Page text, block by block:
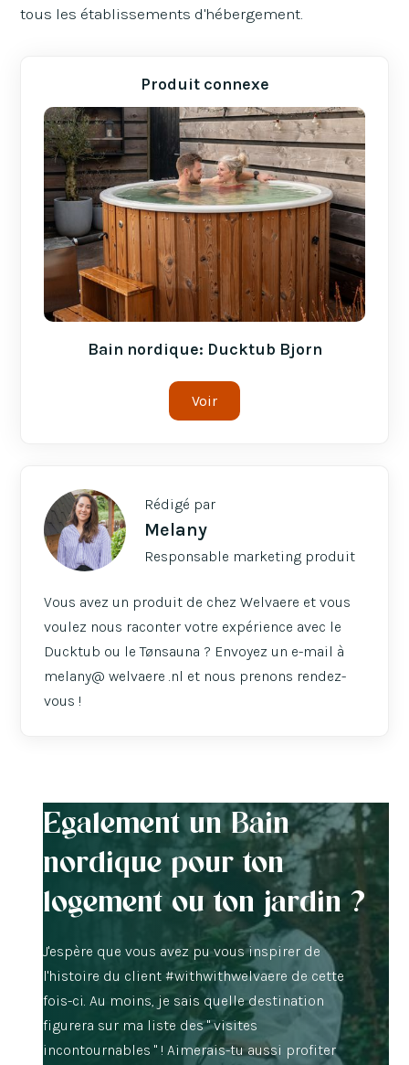
tous les établissements d'hébergement.
Produit connexe
Bain nordique: Ducktub Bjorn
Voir
Rédigé par
Melany
Responsable marketing produit
Vous avez un produit de chez Welvaere et vous
voulez nous raconter votre expérience avec le
Ducktub ou le Tønsauna ? Envoyez un e-mail à
melany@ welvaere .nl et nous prenons rendez-
vous !
Egalement un Bain
nordique pour ton
logement ou ton jardin ?
J'espère que vous avez pu vous inspirer de
l'histoire du client #withwithwelvaere de cette
fois-ci. Au moins, je sais quelle destination
figurera sur ma liste des " visites
incontournables " ! Aimerais-tu aussi profiter